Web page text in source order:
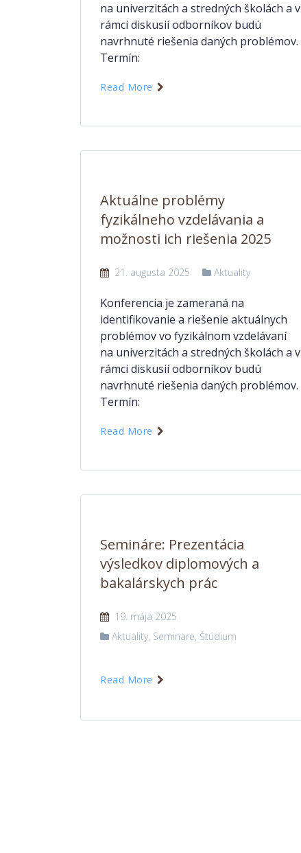
na univerzitách a stredných školách a v
rámci diskusií odborníkov budú
navrhnuté riešenia daných problémov.
Termín:
Read More
Aktuálne problémy
fyzikálneho vzdelávania a
možnosti ich riešenia 2025
21. augusta 2025 Aktuality
Konferencia je zameraná na
identifikovanie a riešenie aktuálnych
problémov vo fyzikálnom vzdelávaní
na univerzitách a stredných školách a v
rámci diskusií odborníkov budú
navrhnuté riešenia daných problémov.
Termín:
Read More
Semináre: Prezentácia
výsledkov diplomových a
bakalárskych prác
19. mája 2025
Aktuality, Seminare, Štúdium
Read More